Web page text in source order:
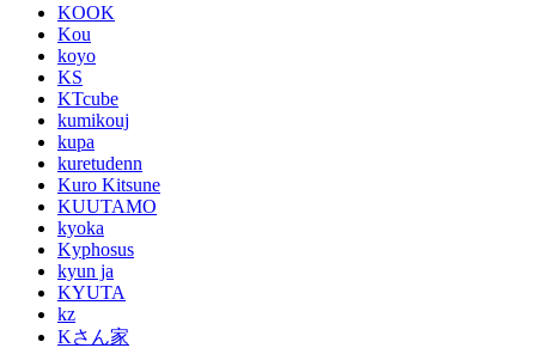
KOOK
Kou
koyo
KS
KTcube
kumikouj
kupa
kuretudenn
Kuro Kitsune
KUUTAMO
kyoka
Kyphosus
kyun ja
KYUTA
kz
Kさん家